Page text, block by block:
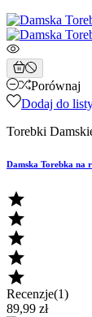
Porównaj
Dodaj do
Torebki
Damska Torebka na





Recenzje(1)
89,99 zł